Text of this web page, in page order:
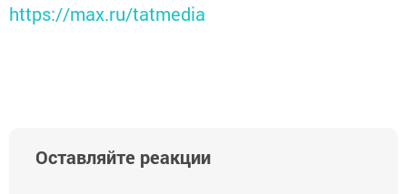
https://max.ru/tatmedia
Оставляйте реакции